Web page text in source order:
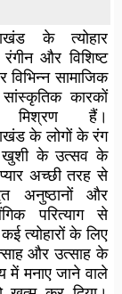
के त्योहार
और विशिष्ट
सामाजिक
कारकों
मिश्रण हैं।
के लोगों के रंग
के उत्सव के
अच्छी तरह से
अनुष्ठानों और
परित्याग से
त्योहारों के लिए
और उत्साह के
में मनाए जाने वाले